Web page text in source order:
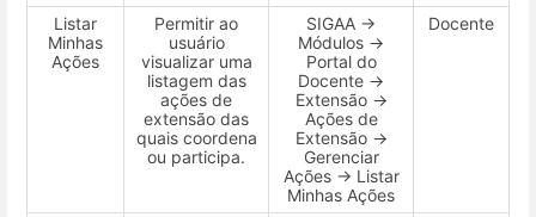
Listar
Minhas
Ações
Permitir ao
usuário
visualizar uma
listagem das
ações de
extensão das
quais coordena
ou participa.
SIGAA →
Módulos →
Portal do
Docente →
Extensão →
Ações de
Extensão →
Gerenciar
Ações → Listar
Minhas Ações
Docente